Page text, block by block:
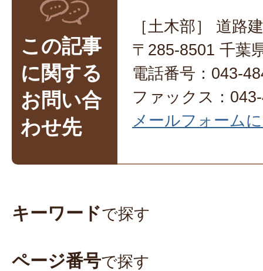
この記事
に関する
お問い合
わせ先
［土木部］ 道路
〒285-8501 千葉
電話番号：043-
ファックス：
メールフォーム
キーワードで探す
ページ番号で探す